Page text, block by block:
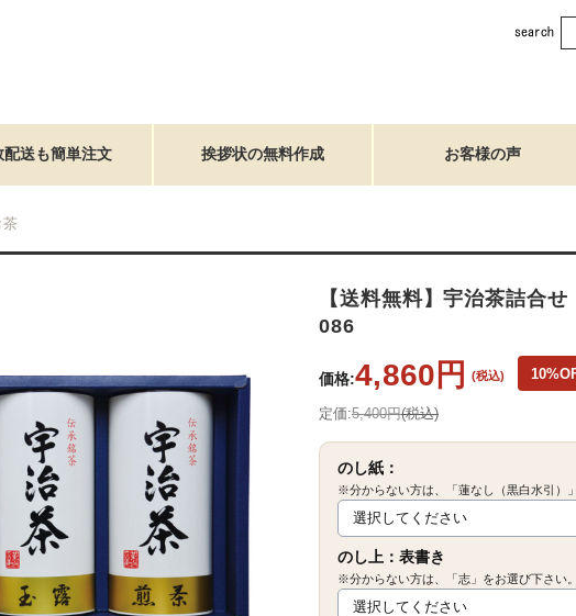
配送も簡単注文 挨拶状の無料作成 お客様の声
茶
【送料無料】宇治茶詰合
086
定価:5,400円(税込)
価格:4,860円 (税込)
のし紙：
※分からない方は、「蓮なし（黒白水引）
のし上：表書き
※分からない方は、「志」をお選び下さい。